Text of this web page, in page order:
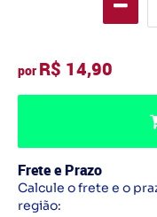
por R$ 14,90
Frete e Prazo
Calcule o frete e o
região: